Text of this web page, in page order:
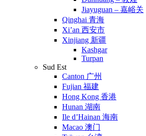
Jiayuguan – 嘉峪关
Qinghai 青海
Xi’an 西安市
Xinjiang 新疆
Kashgar
Turpan
Sud Est
Canton 广州
Fujian 福建
Hong Kong 香港
Hunan 湖南
Ile d’Hainan 海南
Macao 澳门